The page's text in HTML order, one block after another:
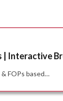
| Interactive
FOPs based…